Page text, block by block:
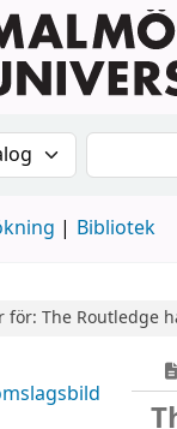
efter:Sök i
Bibliotek
för: The Routledge